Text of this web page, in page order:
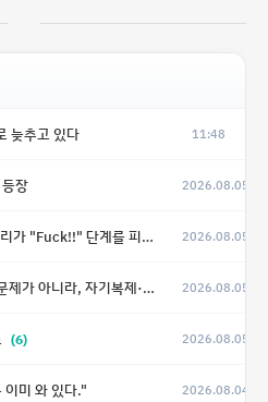
늦추고 있다 11:48
장 2026.08.05
단계를 피할 수 있기를 바랄 뿐" 2026.08.05
형 시스템의 피해에는 이론적으로 상한이 없다는 것이 문제" 2026.08.05
(6) 2026.08.05
미 와 있다." 2026.08.04